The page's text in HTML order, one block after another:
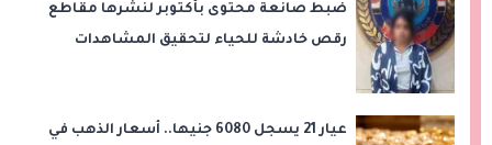
ضبط صانعة محتوى بأكتوبر لنشرها مقاطع
رقص خادشة للحياء لتحقيق المشاهدات
عيار 21 يسجل 6080 جنيها.. أسعار الذهب في